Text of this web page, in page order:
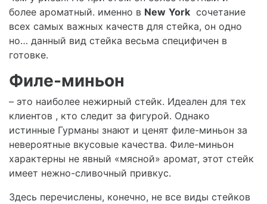
более ароматный. именно в New York сочетание
всех самых важных качеств для стейка, он одно
но… данный вид стейка весьма специфичен в
готовке.
Филе-миньон
– это наиболее нежирный стейк. Идеален для тех
клиентов , кто следит за фигурой. Однако
истинные Гурманы знают и ценят филе-миньон за
невероятные вкусовые качества. Филе-миньон
характерны не явный «мясной» аромат, этот стейк
имеет нежно-сливочный привкус.
Здесь перечислены, конечно, не все виды стейков